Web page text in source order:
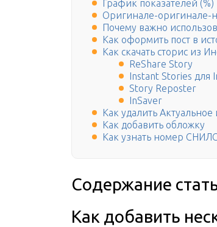
График показателей (%)
Оригинале-оригинале-
Почему важно
Как оформить пост в
Как скачать сторис из
ReShare Story
Instant Stories для
Story Reposter
InSaver
Как удалить Актуальное
Как добавить обложку
Как узнать номер СНИЛС
Содержание
Как добавить